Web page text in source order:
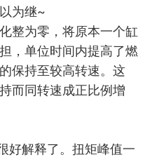
为继~
整为零，将原本一个缸
，单位时间内提高了燃
保持至较高转速。这
而同转速成正比例增
好解释了。扭矩峰值一